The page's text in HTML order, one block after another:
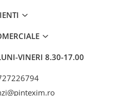
VINERI 8.30-17.00